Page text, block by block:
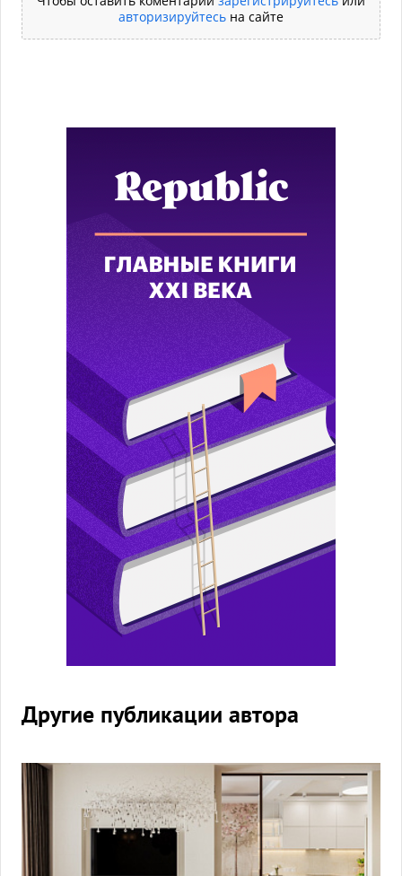
авторизируйтесь на сайте
Другие публикации автора